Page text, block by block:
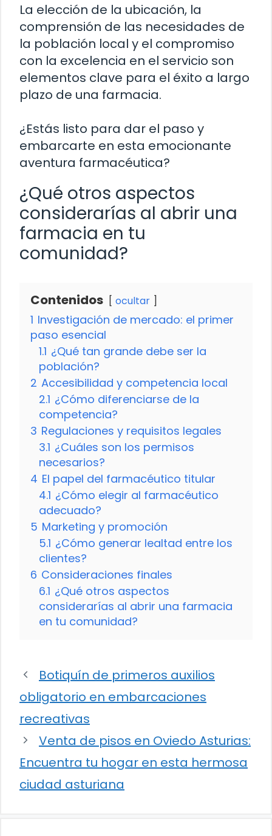
La elección de la ubicación, la
comprensión de las necesidades de
la población local y el compromiso
con la excelencia en el servicio son
elementos clave para el éxito a largo
plazo de una farmacia.
¿Estás listo para dar el paso y
embarcarte en esta emocionante
aventura farmacéutica?
¿Qué otros aspectos
considerarías al abrir una
farmacia en tu
comunidad?
Contenidos ocultar
1 Investigación de mercado: el primer
paso esencial
1.1 ¿Qué tan grande debe ser la
población?
2 Accesibilidad y competencia local
2.1 ¿Cómo diferenciarse de la
competencia?
3 Regulaciones y requisitos legales
3.1 ¿Cuáles son los permisos
necesarios?
4 El papel del farmacéutico titular
4.1 ¿Cómo elegir al farmacéutico
adecuado?
5 Marketing y promoción
5.1 ¿Cómo generar lealtad entre los
clientes?
6 Consideraciones finales
6.1 ¿Qué otros aspectos
considerarías al abrir una farmacia
en tu comunidad?
Botiquín de primeros auxilios
obligatorio en embarcaciones
recreativas
Venta de pisos en Oviedo Asturias:
Encuentra tu hogar en esta hermosa
ciudad asturiana